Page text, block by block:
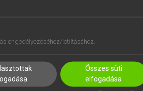
engedélyezéséhez/letiltásához.
Összes süti
elfogadása